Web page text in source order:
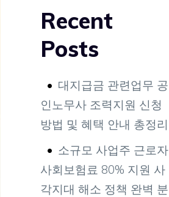
Recent
Posts
대지급금 관련업무 공
인노무사 조력지원 신청
방법 및 혜택 안내 총정리
소규모 사업주 근로자
사회보험료 80% 지원 사
각지대 해소 정책 완벽 분